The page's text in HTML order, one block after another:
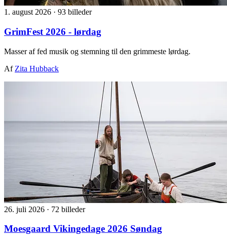
1. august 2026 · 93 billeder
GrimFest 2026 - lørdag
Masser af fed musik og stemning til den grimmeste lørdag.
Af Zita Hubback
26. juli 2026 · 72 billeder
Moesgaard Vikingedage 2026 Søndag